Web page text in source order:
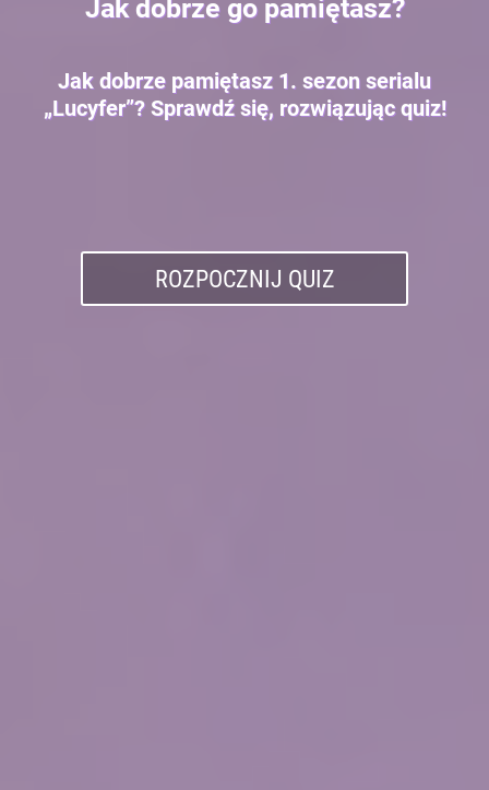
Jak dobrze go pamiętasz?
Jak dobrze pamiętasz 1. sezon serialu
„Lucyfer”? Sprawdź się, rozwiązując quiz!
ROZPOCZNIJ QUIZ